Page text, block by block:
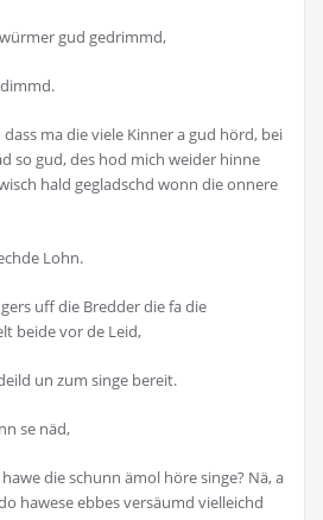
gud gedrimmd,
dass ma die viele Kinner a gud hörd, bei
so gud, des hod mich weider hinne
hald gegladschd wonn die onnere
Lohn.
uff die Bredder die fa die
beide vor de Leid,
un zum singe bereit.
se näd,
die schunn ämol höre singe? Nä, a
hawese ebbes versäumd vielleichd